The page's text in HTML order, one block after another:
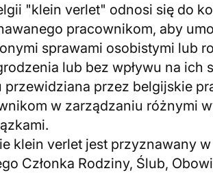
"klein verlet" odnosi się do
pracownikom, aby
sprawami osobistymi lub
lub bez wpływu na ich
przewidziana przez belgijskie
w zarządzaniu różnymi
klein verlet jest przyznawany
Członka Rodziny, Ślub,